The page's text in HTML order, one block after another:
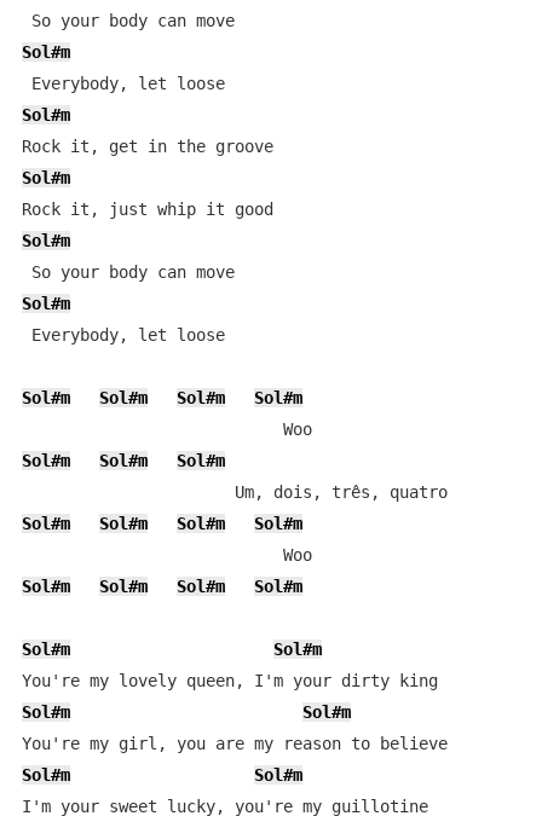
So your body can move
Sol#m
Everybody, let loose
Sol#m
Rock it, get in the groove
Sol#m
Sol#m
So your body can move
Sol#m
Everybody, let loose
Sol#m Sol#m Sol#m
Sol#m
                           Woo
Sol#m
Sol#m
Sol#m
                      Um, dois, três, quatro
Sol#m
Sol#m Sol#m
Sol#m
                           Woo
Sol#m
Sol#m Sol#m Sol#m
Sol#m
Sol#m
You're my lovely queen, I'm your dirty king
Sol#m
Sol#m
You're my girl, you are my reason to believe
Sol#m
Sol#m
I'm your sweet lucky, you're my guillotine